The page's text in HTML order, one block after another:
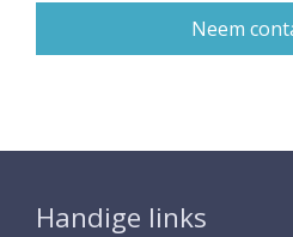
Handige links